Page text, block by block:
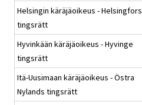
Helsingin käräjäoikeus - Helsingfors
tingsrätt
Hyvinkään käräjäoikeus - Hyvinge
tingsrätt
Itä-Uusimaan käräjäoikeus - Östra
Nylands tingsrätt